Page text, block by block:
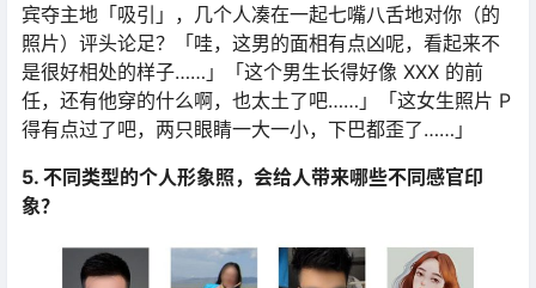
宾夺主地「吸引」，几个人凑在一起七嘴八舌地对你（的
照片）评头论足？「哇，这男的面相有点凶呢，看起来不
是很好相处的样子……」「这个男生长得好像 XXX 的前
任，还有他穿的什么啊，也太土了吧……」「这女生照片 P
得有点过了吧，两只眼睛一大一小，下巴都歪了……」
5. 不同类型的个人形象照，会给人带来哪些不同感官印
象？